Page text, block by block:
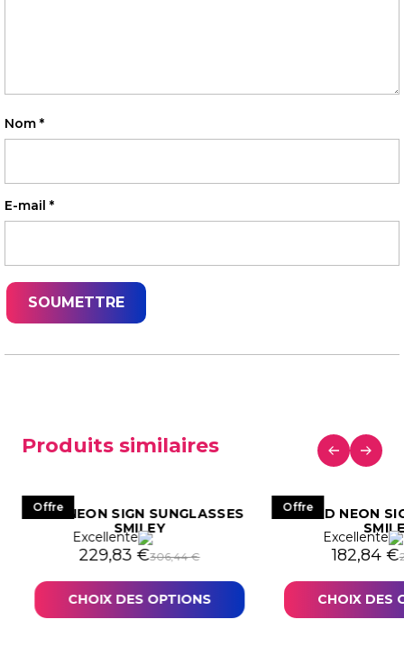
Nom *
E-mail *
Produits similaires
Offre
LED NEON SIGN SUNGLASSES
SMILEY
Excellente
306,44€
Le prix initial était : 306,44 €.
229,83 €
Le prix actuel est : 229,83 €.
CHOIX DES OPTIONS
OffreLED NEON
Excellente
Le prix
182,84 €
Le prix
CHOIX DES